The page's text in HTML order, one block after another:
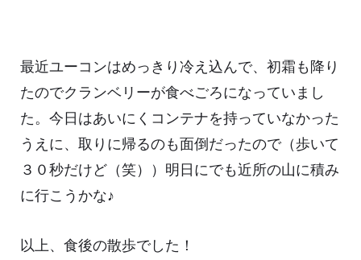
最近ユーコンはめっきり冷え込んで、初霜も降り
たのでクランベリーが食べごろになっていまし
た。今日はあいにくコンテナを持っていなかった
うえに、取りに帰るのも面倒だったので（歩いて
３０秒だけど（笑））明日にでも近所の山に積み
に行こうかな♪
以上、食後の散歩でした！